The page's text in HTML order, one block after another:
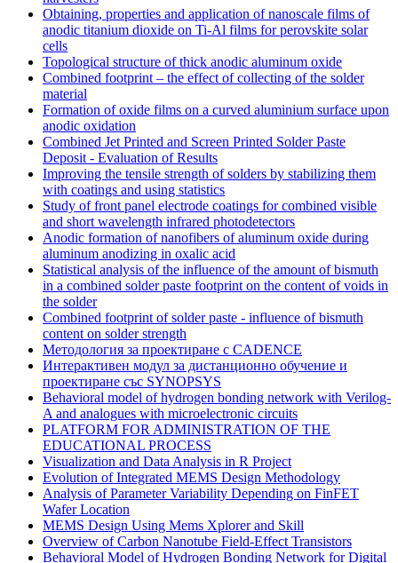
Obtaining, properties and application of nanoscale films of
anodic titanium dioxide on Ti-Al films for perovskite solar
cells
Topological structure of thick anodic aluminum oxide
Combined footprint – the effect of collecting of the solder
material
Formation of oxide films on a curved aluminium surface upon
anodic oxidation
Combined Jet Printed and Screen Printed Solder Paste
Deposit - Evaluation of Results
Improving the tensile strength of solders by stabilizing them
with coatings and using statistics
Study of front panel electrode coatings for combined visible
and short wavelength infrared photodetectors
Anodic formation of nanofibers of aluminum oxide during
aluminum anodizing in oxalic acid
Statistical analysis of the influence of the amount of bismuth
in a combined solder paste footprint on the content of voids in
the solder
Combined footprint of solder paste - influence of bismuth
content on solder strength
Методология за проектиране с CADENCE
Интерактивен модул за дистанционно обучение и
проектиране със SYNOPSYS
Behavioral model of hydrogen bonding network with Verilog-
A and analogues with microelectronic circuits
PLATFORM FOR ADMINISTRATION OF THE
EDUCATIONAL PROCESS
Visualization and Data Analysis in R Project
Evolution of Integrated MEMS Design Methodology
Analysis of Parameter Variability Depending on FinFET
Wafer Location
MEMS Design Using Mems Xplorer and Skill
Overview of Carbon Nanotube Field-Effect Transistors
Behavioral Model of Hydrogen Bonding Network for Digital